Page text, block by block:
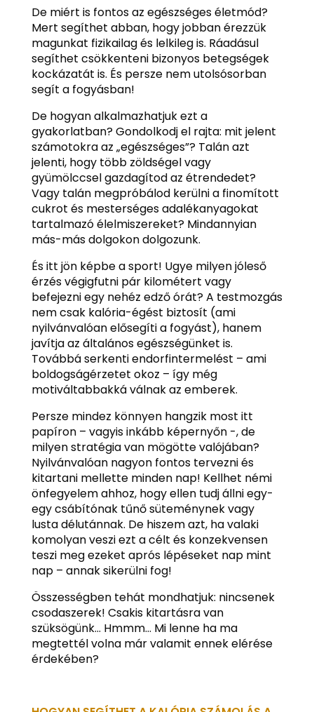
De miért is fontos az egészséges életmód?
Mert segíthet abban, hogy jobban érezzük
magunkat fizikailag és lelkileg is. Ráadásul
segíthet csökkenteni bizonyos betegségek
kockázatát is. És persze nem utolsósorban
segít a fogyásban!
De hogyan alkalmazhatjuk ezt a
gyakorlatban? Gondolkodj el rajta: mit jelent
számotokra az „egészséges”? Talán azt
jelenti, hogy több zöldségel vagy
gyümölccsel gazdagítod az étrendedet?
Vagy talán megpróbálod kerülni a finomított
cukrot és mesterséges adalékanyagokat
tartalmazó élelmiszereket? Mindannyian
más-más dolgokon dolgozunk.
És itt jön képbe a sport! Ugye milyen jóleső
érzés végigfutni pár kilométert vagy
befejezni egy nehéz edző órát? A testmozgás
nem csak kalória-égést biztosít (ami
nyilvánvalóan elősegíti a fogyást), hanem
javítja az általános egészségünket is.
Továbbá serkenti endorfintermelést – ami
boldogságérzetet okoz – így még
motiváltabbakká válnak az emberek.
Persze mindez könnyen hangzik most itt
papíron – vagyis inkább képernyőn -, de
milyen stratégia van mögötte valójában?
Nyilvánvalóan nagyon fontos tervezni és
kitartani mellette minden nap! Kellhet némi
önfegyelem ahhoz, hogy ellen tudj állni egy-
egy csábítónak tűnő süteménynek vagy
lusta délutánnak. De hiszem azt, ha valaki
komolyan veszi ezt a célt és konzekvensen
teszi meg ezeket aprós lépéseket nap mint
nap – annak sikerülni fog!
Összességben tehát mondhatjuk: nincsenek
csodaszerek! Csakis kitartásra van
szüksögünk… Hmmm… Mi lenne ha ma
megtettél volna már valamit ennek elérése
érdekében?